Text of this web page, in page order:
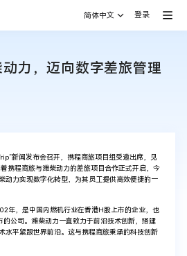
简体中文 登录
力，迈向数字差旅管理
新闻发布会召开，携程商旅项目组受邀出席，见
携程商旅与潍柴动力的差旅项目合作正式开启，今
动力实现数字化转型，为其员工提供高效便捷的一
年，是中国内燃机行业在香港H股上市的企业，也
公司。潍柴动力一直致力于前沿技术创新，搭建
水平紧跟世界前沿。这与携程商旅秉承的科技创新